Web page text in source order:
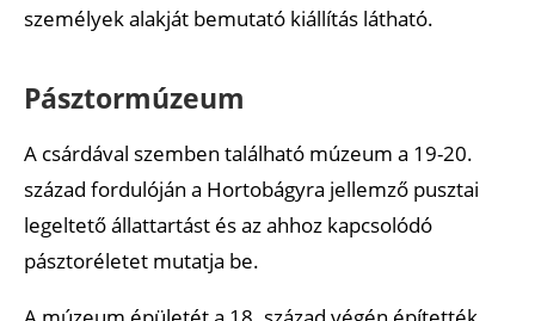
személyek alakját bemutató kiállítás látható.
Pásztormúzeum
A csárdával szemben található múzeum a 19-20.
század fordulóján a Hortobágyra jellemző pusztai
legeltető állattartást és az ahhoz kapcsolódó
pásztoréletet mutatja be.